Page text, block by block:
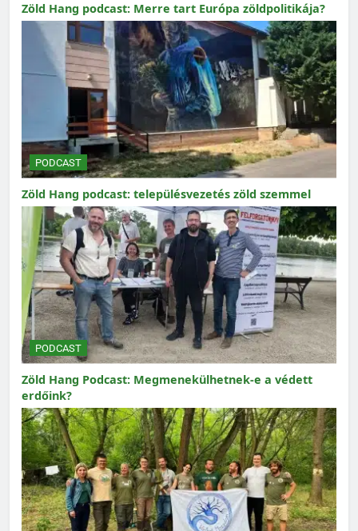
Zöld Hang podcast: Merre tart Európa zöldpolitikája?
PODCAST
Zöld Hang podcast: településvezetés zöld szemmel
PODCAST
Zöld Hang Podcast: Megmenekülhetnek-e a védett
erdőink?